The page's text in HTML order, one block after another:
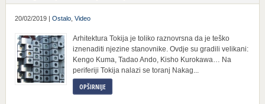
20/02/2019 | Ostalo, Video
Arhitektura Tokija je toliko raznovrsna da je teško
iznenaditi njezine stanovnike. Ovdje su gradili velikani:
Kengo Kuma, Tadao Ando, Kisho Kurokawa… Na
periferiji Tokija nalazi se toranj Nakag...
OPŠIRNIJE